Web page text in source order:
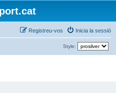
Inicia la sessió
Registreu-vos
Style: